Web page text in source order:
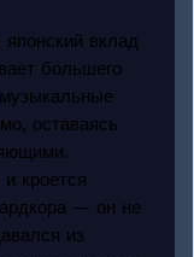
вклад
большего
оставаясь
кроется
— он не
из